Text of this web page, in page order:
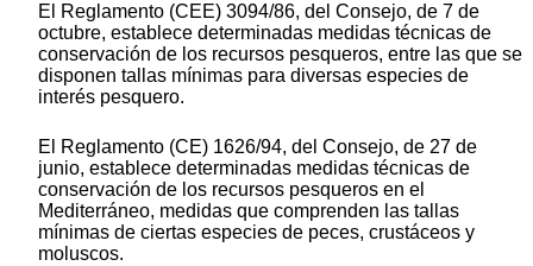
El Reglamento (CEE) 3094/86, del Consejo, de 7 de
octubre, establece determinadas medidas técnicas de
conservación de los recursos pesqueros, entre las que se
disponen tallas mínimas para diversas especies de
interés pesquero.
El Reglamento (CE) 1626/94, del Consejo, de 27 de
junio, establece determinadas medidas técnicas de
conservación de los recursos pesqueros en el
Mediterráneo, medidas que comprenden las tallas
mínimas de ciertas especies de peces, crustáceos y
moluscos.